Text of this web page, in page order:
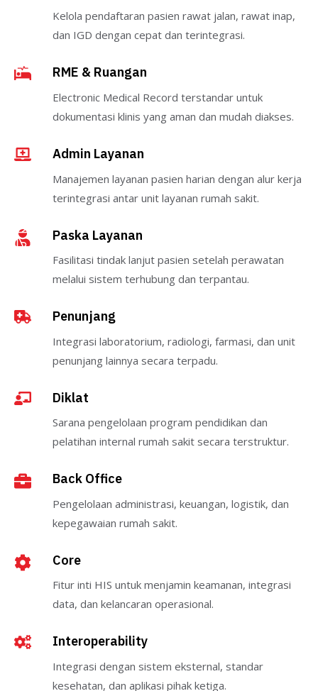
Kelola pendaftaran pasien rawat jalan, rawat inap,
dan IGD dengan cepat dan terintegrasi.
RME & Ruangan
Electronic Medical Record terstandar untuk
dokumentasi klinis yang aman dan mudah diakses.
Admin Layanan
Manajemen layanan pasien harian dengan alur kerja
terintegrasi antar unit layanan rumah sakit.
Paska Layanan
Fasilitasi tindak lanjut pasien setelah perawatan
melalui sistem terhubung dan terpantau.
Penunjang
Integrasi laboratorium, radiologi, farmasi, dan unit
penunjang lainnya secara terpadu.
Diklat
Sarana pengelolaan program pendidikan dan
pelatihan internal rumah sakit secara terstruktur.
Back Office
Pengelolaan administrasi, keuangan, logistik, dan
kepegawaian rumah sakit.
Core
Fitur inti HIS untuk menjamin keamanan, integrasi
data, dan kelancaran operasional.
Interoperability
Integrasi dengan sistem eksternal, standar
kesehatan, dan aplikasi pihak ketiga.